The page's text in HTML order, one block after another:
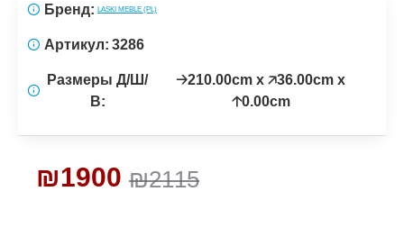
₪2115
₪1900
Бренд: LASKI MEBLE (PL)
Артикул: 3286
Размеры Д/Ш/
В:
🡢210.00cm x 🡥36.00cm x
🡡0.00cm